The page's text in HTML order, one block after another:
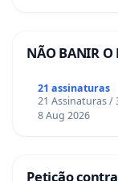
NÃO BANIR O
21 assinaturas
21 Assinaturas /
8 Aug 2026
Petição